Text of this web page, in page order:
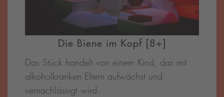
Die Biene im Kopf [8+]
Das Stück handelt von einem Kind, das mit
alkoholkranken Eltern aufwächst und
vernachlässigt wird.